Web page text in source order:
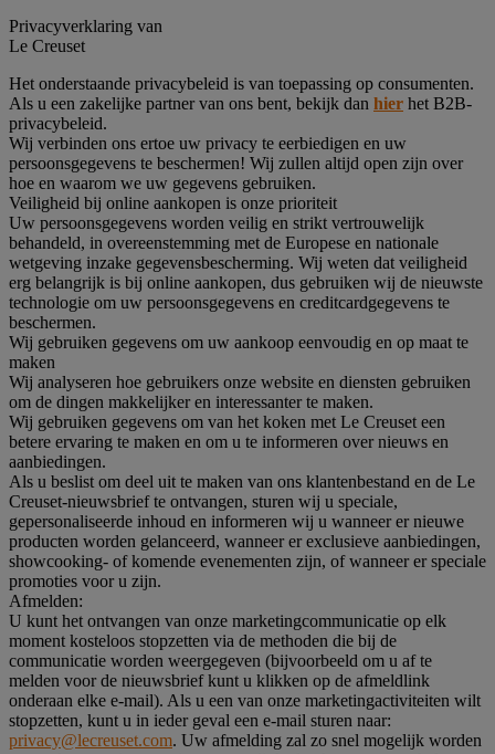
Privacyverklaring van
Le Creuset
Het onderstaande privacybeleid is van toepassing op consumenten.
Als u een zakelijke partner van ons bent, bekijk dan hier het B2B-
privacybeleid.
Wij verbinden ons ertoe uw privacy te eerbiedigen en uw
persoonsgegevens te beschermen! Wij zullen altijd open zijn over
hoe en waarom we uw gegevens gebruiken.
Veiligheid bij online aankopen is onze prioriteit
Uw persoonsgegevens worden veilig en strikt vertrouwelijk
behandeld, in overeenstemming met de Europese en nationale
wetgeving inzake gegevensbescherming. Wij weten dat veiligheid
erg belangrijk is bij online aankopen, dus gebruiken wij de nieuwste
technologie om uw persoonsgegevens en creditcardgegevens te
beschermen.
Wij gebruiken gegevens om uw aankoop eenvoudig en op maat te
maken
Wij analyseren hoe gebruikers onze website en diensten gebruiken
om de dingen makkelijker en interessanter te maken.
Wij gebruiken gegevens om van het koken met Le Creuset een
betere ervaring te maken en om u te informeren over nieuws en
aanbiedingen.
Als u beslist om deel uit te maken van ons klantenbestand en de Le
Creuset-nieuwsbrief te ontvangen, sturen wij u speciale,
gepersonaliseerde inhoud en informeren wij u wanneer er nieuwe
producten worden gelanceerd, wanneer er exclusieve aanbiedingen,
showcooking- of komende evenementen zijn, of wanneer er speciale
promoties voor u zijn.
Afmelden:
U kunt het ontvangen van onze marketingcommunicatie op elk
moment kosteloos stopzetten via de methoden die bij de
communicatie worden weergegeven (bijvoorbeeld om u af te
melden voor de nieuwsbrief kunt u klikken op de afmeldlink
onderaan elke e-mail). Als u een van onze marketingactiviteiten wilt
stopzetten, kunt u in ieder geval een e-mail sturen naar:
privacy@lecreuset.com. Uw afmelding zal zo snel mogelijk worden